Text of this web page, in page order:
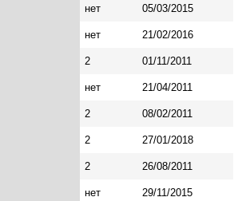
нет 05/03/2015
нет 21/02/2016
2 01/11/2011
нет 21/04/2011
2 08/02/2011
2 27/01/2018
2 26/08/2011
нет 29/11/2015